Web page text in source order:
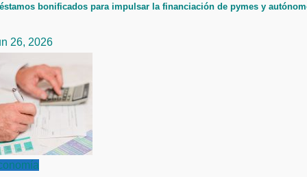
bonificados para impulsar la financiación de pymes y
26, 2026